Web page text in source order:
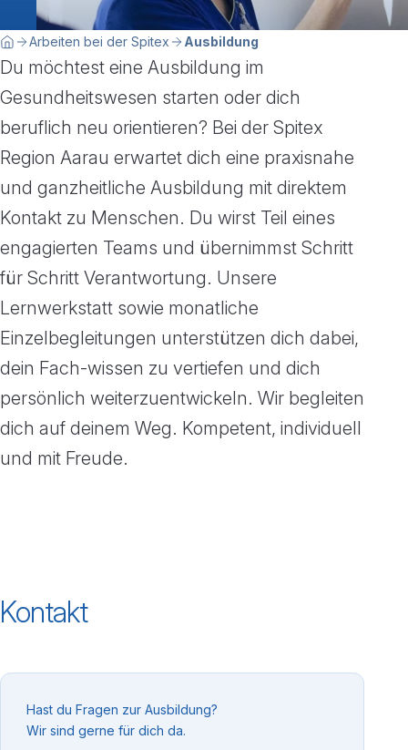
Breadcrumbnavigation
Sie befinden sich hier:
HomeArbeiten bei der Spitex Ausbildung
Du möchtest eine Ausbildung im
Gesundheitswesen starten oder dich
beruflich neu orientieren? Bei der Spitex
Region Aarau erwartet dich eine praxisnahe
und ganzheitliche Ausbildung mit direktem
Kontakt zu Menschen. Du wirst Teil eines
engagierten Teams und übernimmst Schritt
für Schritt Verantwortung. Unsere
Lernwerkstatt sowie monatliche
Einzelbegleitungen unterstützen dich dabei,
dein Fach-wissen zu vertiefen und dich
persönlich weiterzuentwickeln. Wir begleiten
dich auf deinem Weg. Kompetent, individuell
und mit Freude.
Kontakt
Hast du Fragen zur Ausbildung?
Wir sind gerne für dich da.